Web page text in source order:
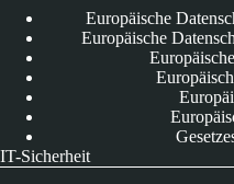
Europäische
Europäische
IT-Sicherheit